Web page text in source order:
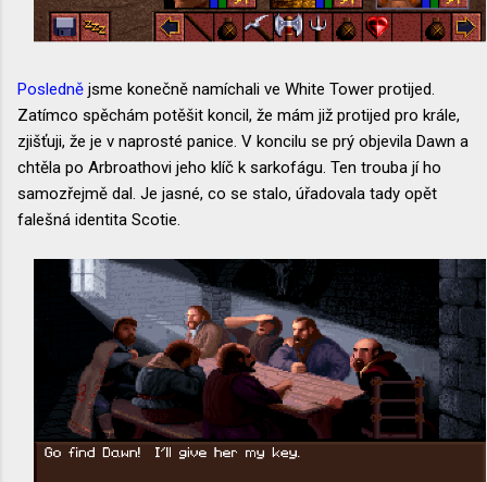
Posledně jsme konečně namíchali ve White Tower protijed.
Zatímco spěchám potěšit koncil, že mám již protijed pro krále,
zjišťuji, že je v naprosté panice. V koncilu se prý objevila Dawn a
chtěla po Arbroathovi jeho klíč k sarkofágu. Ten trouba jí ho
samozřejmě dal. Je jasné, co se stalo, úřadovala tady opět
falešná identita Scotie.